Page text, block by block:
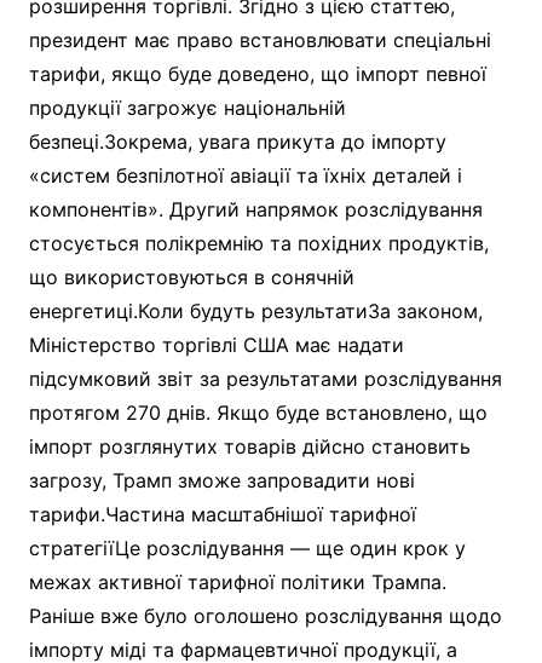
розширення торгівлі. Згідно з цією статтею,
президент має право встановлювати спеціальні
тарифи, якщо буде доведено, що імпорт певної
продукції загрожує національній
безпеці.Зокрема, увага прикута до імпорту
«систем безпілотної авіації та їхніх деталей і
компонентів». Другий напрямок розслідування
стосується полікремнію та похідних продуктів,
що використовуються в сонячній
енергетиці.Коли будуть результатиЗа законом,
Міністерство торгівлі США має надати
підсумковий звіт за результатами розслідування
протягом 270 днів. Якщо буде встановлено, що
імпорт розглянутих товарів дійсно становить
загрозу, Трамп зможе запровадити нові
тарифи.Частина масштабнішої тарифної
стратегіїЦе розслідування — ще один крок у
межах активної тарифної політики Трампа.
Раніше вже було оголошено розслідування щодо
імпорту міді та фармацевтичної продукції, а